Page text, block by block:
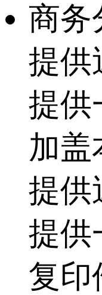
商务
提供
提供
加盖
提供
提供
复印